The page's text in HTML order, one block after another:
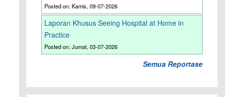
Posted on: Kamis, 09-07-2026
Laporan Khusus Seeing Hospital at Home in
Practice
Posted on: Jumat, 03-07-2026
Semua Reportase